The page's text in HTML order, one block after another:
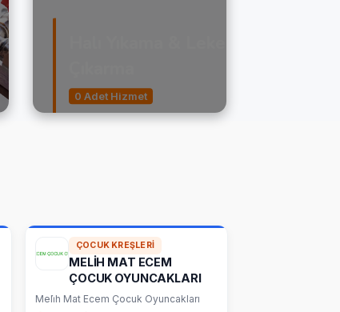
0 Adet Hizmet
ÇOCUK KREŞLERI
MELİH MAT ECEM
ÇOCUK OYUNCAKLARI
Meli̇h Mat Ecem Çocuk Oyuncakları